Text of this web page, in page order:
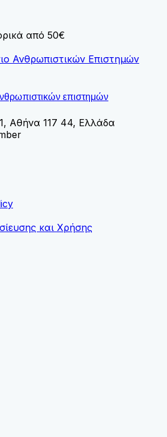
από 50€
επιστημών
Αθήνα 117 44, Ελλάδα
και Χρήσης